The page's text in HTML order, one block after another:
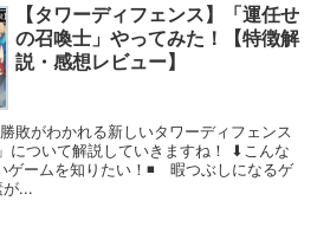
【タワーディフェンス】「運任せ
の召喚士」やってみた！【特徴解
説・感想レビュー】
敗がわかれる新しいタワーディフェンス
について解説していきますね！ ⬇︎こんな
ゲームを知りたい！◾️ 暇つぶしになるゲ
...